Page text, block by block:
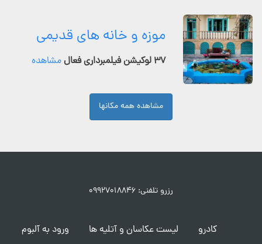
موزه و خانه های قدیمی
۳۷ لوکیشن فیلمبرداری فعال مشاهده
مشاهده همه مکانها
رزرو تلفنی: ۰۹۹۲۷۰۱۸۸۴۶
کادرو لیست عکاسان و آتلیه ها
ورود به آلبوم